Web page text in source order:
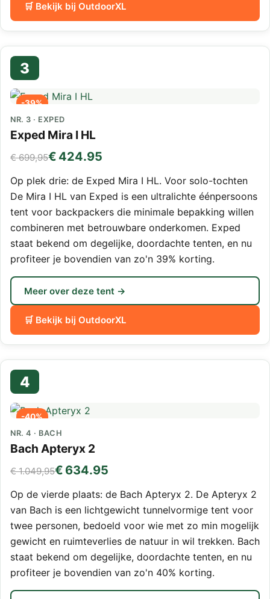
🛒 Bekijk bij OutdoorXL
3
-39%
NR. 3 · EXPED
Exped Mira I HL
€ 699,95€ 424.95
Op plek drie: de Exped Mira I HL. Voor solo-tochten
De Mira I HL van Exped is een ultralichte éénpersoons
tent voor backpackers die minimale bepakking willen
combineren met betrouwbare onderkomen. Exped
staat bekend om degelijke, doordachte tenten, en nu
profiteer je bovendien van zo'n 39% korting.
Meer over deze tent →
🛒 Bekijk bij OutdoorXL
4
-40%
NR. 4 · BACH
Bach Apteryx 2
€ 1.049,95€ 634.95
Op de vierde plaats: de Bach Apteryx 2. De Apteryx 2
van Bach is een lichtgewicht tunnelvormige tent voor
twee personen, bedoeld voor wie met zo min mogelijk
gewicht en ruimteverlies de natuur in wil trekken. Bach
staat bekend om degelijke, doordachte tenten, en nu
profiteer je bovendien van zo'n 40% korting.